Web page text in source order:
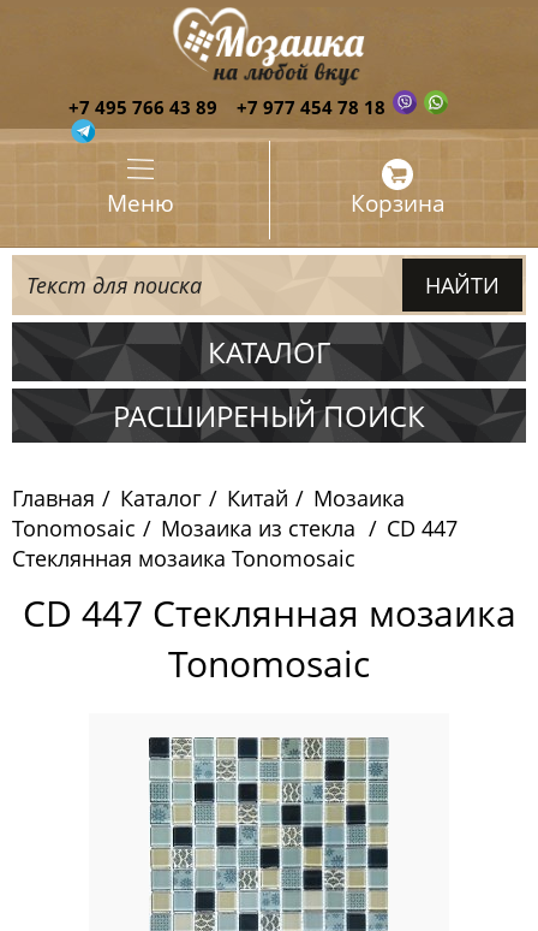
+7 495 766 43 89 +7 977 454 78 18
Меню Корзина
КАТАЛОГ
Испания
Китай
Pixelmosaic
Зеркала NS Bath
Керамогранит NSceramic
Керамогранит Staro
Мозаика ArtMoment
Мозаика Bars Crystal Mosaic
Мозаика Bonaparte
РАСШИРЕНЫЙ ПОИСК
Главная Каталог Китай
Мозаика
Tonomosaic
Мозаика из стекла
CD 447
Стеклянная мозаика Tonomosaic
CD 447 Стеклянная мозаика
Tonomosaic